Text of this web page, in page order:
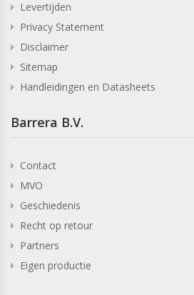
Levertijden
Privacy Statement
Disclaimer
Sitemap
Handleidingen en Datasheets
Barrera B.V.
Contact
MVO
Geschiedenis
Recht op retour
Partners
Eigen productie